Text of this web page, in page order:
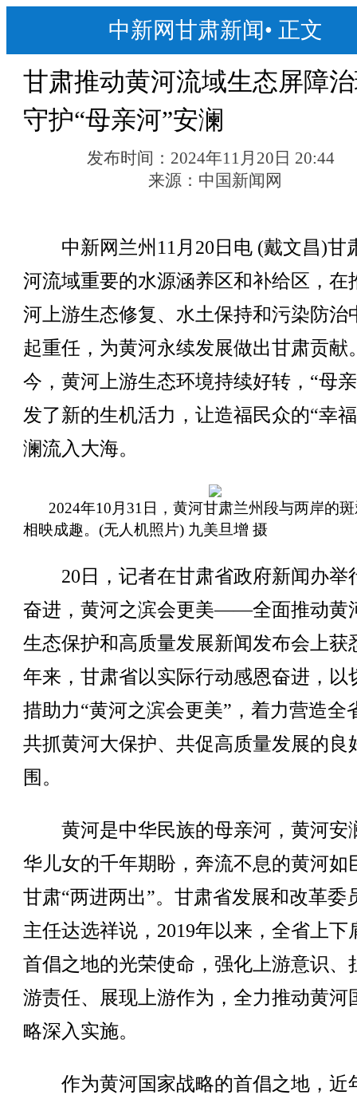
中新网甘肃新闻• 正文
甘肃推动黄河流域生态屏障
守护“母亲河”安澜
发布时间： 2024年11月20日 20:44
来源： 中国新闻网
中新网兰州11月20日电 (戴文昌)甘
河流域重要的水源涵养区和补给区，在
河上游生态修复、水土保持和污染防治
起重任，为黄河永续发展做出甘肃贡献
今，黄河上游生态环境持续好转，“母
发了新的生机活力，让造福民众的“幸
澜流入大海。
2024年10月31日，黄河甘肃兰州段与两岸的
相映成趣。(无人机照片) 九美旦增 摄
20日，记者在甘肃省政府新闻办举
奋进，黄河之滨会更美——全面推动黄
生态保护和高质量发展新闻发布会上获
年来，甘肃省以实际行动感恩奋进，以
措助力“黄河之滨会更美”，着力营造全
共抓黄河大保护、共促高质量发展的良
围。
黄河是中华民族的母亲河，黄河安
华儿女的千年期盼，奔流不息的黄河如
甘肃“两进两出”。甘肃省发展和改革委
主任达选祥说，2019年以来，全省上下
首倡之地的光荣使命，强化上游意识、
游责任、展现上游作为，全力推动黄河
略深入实施。
作为黄河国家战略的首倡之地，近